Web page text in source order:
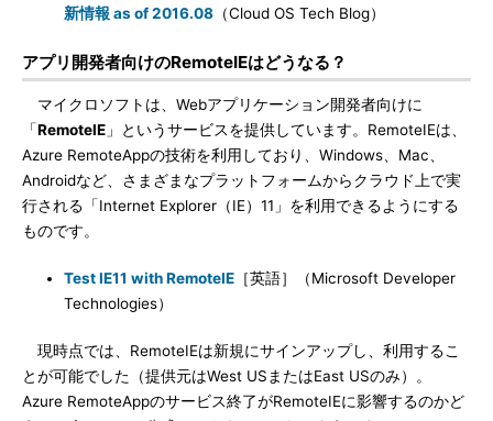
新情報 as of 2016.08 （Cloud OS Tech Blog）
アプリ開発者向けのRemoteIEはどうなる？
マイクロソフトは、Webアプリケーション開発者向けに
「RemoteIE 」というサービスを提供しています。RemoteIEは、
Azure RemoteAppの技術を利用しており、Windows、Mac、
Androidなど、さまざまなプラットフォームからクラウド上で実
行される「Internet Explorer（IE）11」を利用できるようにする
ものです。
Test IE11 with RemoteIE ［英語］（Microsoft Developer
Technologies）
現時点では、RemoteIEは新規にサインアップし、利用するこ
とが可能でした（提供元はWest USまたはEast USのみ）。
Azure RemoteAppのサービス終了がRemoteIEに影響するのかど